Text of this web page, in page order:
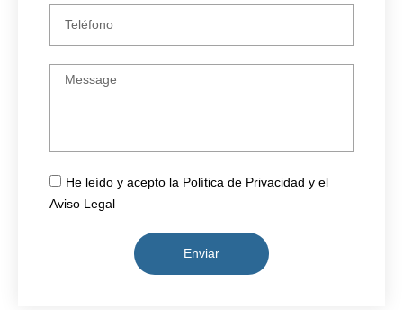
He leído y acepto la Política de Privacidad y el
Aviso Legal
Enviar